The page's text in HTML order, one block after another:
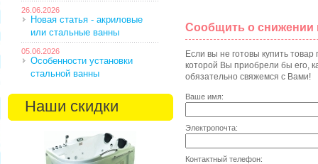
26.06.2026
Новая статья - акриловые
или стальные ванны
05.06.2026
Особенности установки
стальной ванны
Наши скидки
Сообщить о снижении
Если вы не готовы купить
которой Вы приобрели бы его,
обязательно свяжемся с Вами!
Ваше имя:
Электропочта:
Контактный телефон: